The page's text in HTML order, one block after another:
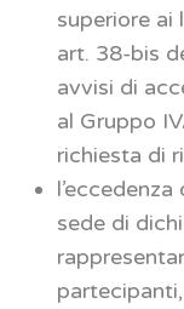
superiore ai
art. 38-bis
avvisi di
al Gruppo
richiesta di
sede di